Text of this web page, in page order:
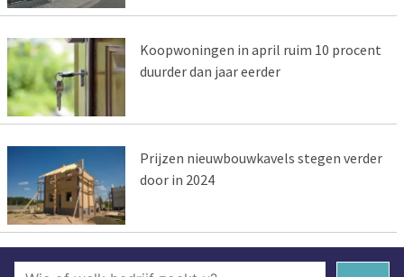
Koopwoningen in april ruim 10 procent
duurder dan jaar eerder
Prijzen nieuwbouwkavels stegen verder
door in 2024